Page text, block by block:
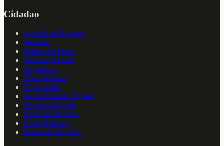
Cidadao
Agenda de Eventos
Noticias
Galeria de Fotos
Turismo e Lazer
Legislacao
Transparencia
Privacidade
Acessibilidade Digital
Governo Digital
Carta de Servicos
Painel Publico
Busca de Servicos